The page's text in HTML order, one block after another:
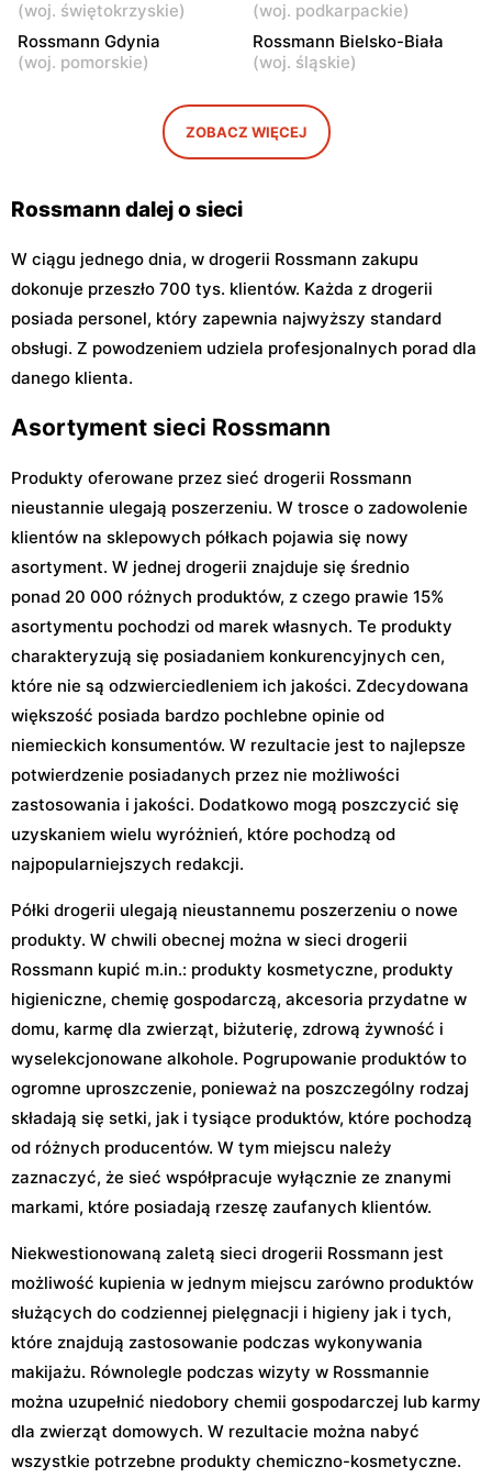
Rossmann
Warszawa, ul. Puławska 17
Rossmann
Warszawa, ul. Dzika 4
Warszawa, ul. Płocka 17 Warszawa, ul. Obozowa 16
(woj. świętokrzyskie)
(woj. podkarpackie)
Rossmann Gdynia
(woj. pomorskie)
Rossmann Bielsko-Biała
(woj. śląskie)
ZOBACZ WIĘCEJ
Rossmann dalej o sieci
W ciągu jednego dnia, w drogerii Rossmann zakupu
dokonuje przeszło 700 tys. klientów. Każda z drogerii
posiada personel, który zapewnia najwyższy standard
obsługi. Z powodzeniem udziela profesjonalnych porad dla
danego klienta.
Asortyment sieci Rossmann
Produkty oferowane przez sieć drogerii Rossmann
nieustannie ulegają poszerzeniu. W trosce o zadowolenie
klientów na sklepowych półkach pojawia się nowy
asortyment. W jednej drogerii znajduje się średnio
ponad 20 000 różnych produktów, z czego prawie 15%
asortymentu pochodzi od marek własnych. Te produkty
charakteryzują się posiadaniem konkurencyjnych cen,
które nie są odzwierciedleniem ich jakości. Zdecydowana
większość posiada bardzo pochlebne opinie od
niemieckich konsumentów. W rezultacie jest to najlepsze
potwierdzenie posiadanych przez nie możliwości
zastosowania i jakości. Dodatkowo mogą poszczycić się
uzyskaniem wielu wyróżnień, które pochodzą od
najpopularniejszych redakcji.
Półki drogerii ulegają nieustannemu poszerzeniu o nowe
produkty. W chwili obecnej można w sieci drogerii
Rossmann kupić m.in.: produkty kosmetyczne, produkty
higieniczne, chemię gospodarczą, akcesoria przydatne w
domu, karmę dla zwierząt, biżuterię, zdrową żywność i
wyselekcjonowane alkohole. Pogrupowanie produktów to
ogromne uproszczenie, ponieważ na poszczególny rodzaj
składają się setki, jak i tysiące produktów, które pochodzą
od różnych producentów. W tym miejscu należy
zaznaczyć, że sieć współpracuje wyłącznie ze znanymi
markami, które posiadają rzeszę zaufanych klientów.
Niekwestionowaną zaletą sieci drogerii Rossmann jest
możliwość kupienia w jednym miejscu zarówno produktów
służących do codziennej pielęgnacji i higieny jak i tych,
które znajdują zastosowanie podczas wykonywania
makijażu. Równolegle podczas wizyty w Rossmannie
można uzupełnić niedobory chemii gospodarczej lub karmy
dla zwierząt domowych. W rezultacie można nabyć
wszystkie potrzebne produkty chemiczno-kosmetyczne.